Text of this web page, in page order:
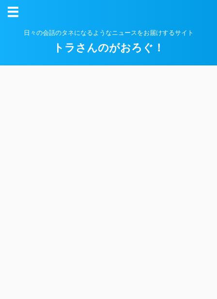
日々の会話のタネになるようなニュースをお届けするサイト
トラさんのがおろぐ！